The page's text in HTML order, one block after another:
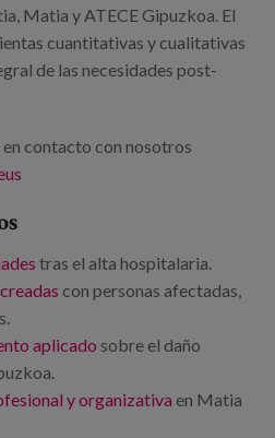
Matia y ATECE Gipuzkoa. El
cuantitativas y cualitativas
de las necesidades post-
contacto con nosotros
tras el alta hospitalaria.
con personas afectadas,
aplicado sobre el daño
y organizativa en Matia